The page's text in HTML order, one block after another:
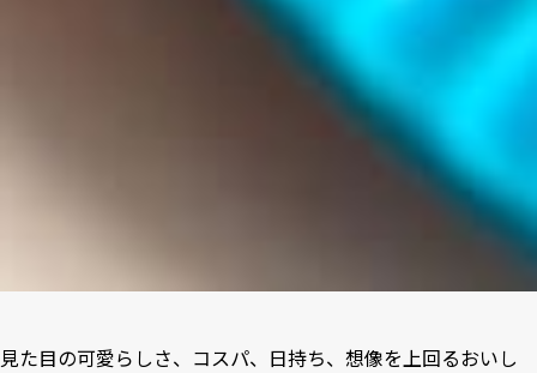
見た目の可愛らしさ、コスパ、日持ち、想像を上回るおいし